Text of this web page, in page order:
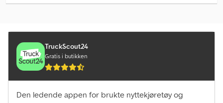
Liebherr Kran
Linde L 10
Linde L 12
TruckScout24
Gratis i butikken
Den ledende appen for brukte nyttekjøretøy og